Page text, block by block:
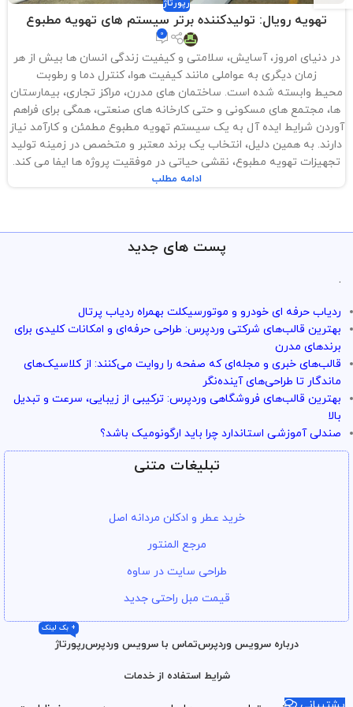
رپورتاژ
تهویه رویال: تولیدکننده برتر سیستم های تهویه مطبوع
0
در دنیای امروز، آسایش، سلامتی و کیفیت زندگی انسان ها بیش از هر
زمان دیگری به عواملی مانند کیفیت هوا، کنترل دما و رطوبت
محیط وابسته شده است. ساختمان های مدرن، مراکز تجاری، بیمارستان
ها، مجتمع های مسکونی و حتی کارخانه های صنعتی، همگی برای فراهم
آوردن شرایط ایده آل به یک سیستم تهویه مطبوع مطمئن و کارآمد نیاز
دارند. به همین دلیل، انتخاب یک برند معتبر و متخصص در زمینه تولید
تجهیزات تهویه مطبوع، نقشی حیاتی در موفقیت پروژه ها ایفا می کند.
ادامه مطلب
پست های جدید
.
ردیاب حرفه ای خودرو و موتورسیکلت بهمراه ردیاب پرتال
بهترین قالب‌های شرکتی وردپرس: طراحی حرفه‌ای و امکانات کلیدی برای
برندهای مدرن
قالب‌های خبری و مجله‌ای که صفحه را روایت می‌کنند: از کلاسیک‌های
ماندگار تا طراحی‌های آینده‌نگر
بهترین قالب‌های فروشگاهی وردپرس: ترکیبی از زیبایی، سرعت و تبدیل
بالا
صندلی آموزشی استاندارد چرا باید ارگونومیک باشد؟
تبلیغات متنی
خرید عطر و ادکلن مردانه اصل
مرجع المنتور
طراحی سایت در ساوه
قیمت مبل راحتی جدید
درباره سرویس وردپرستماس با سرویس وردپرسرپورتاژ
+ بک لینک
شرایط استفاده از خدمات